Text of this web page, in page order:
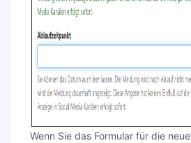
Wenn Sie das Formular für die